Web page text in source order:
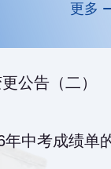
更多
公告（二）
年中考成绩单